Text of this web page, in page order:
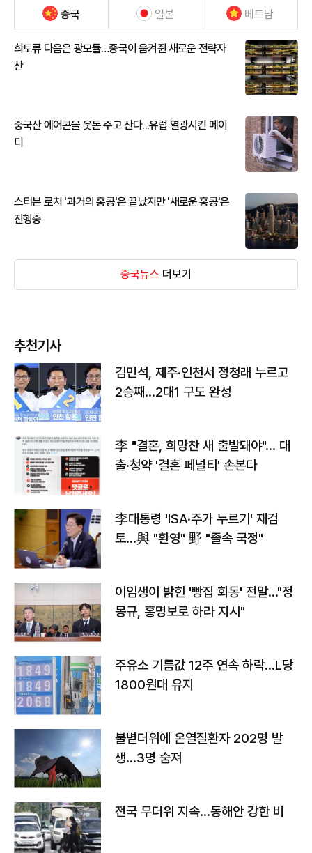
중국 일본 베트남
희토류 다음은 광모듈…중국이 움켜쥔 새로운 전략자
산
중국산 에어콘을 웃돈 주고 산다...유럽 열광시킨 메이
디
스티븐 로치 '과거의 홍콩'은 끝났지만 '새로운 홍콩'은
진행중
중국뉴스 더보기
추천기사
김민석, 제주·인천서 정청래 누르고
2승째…2대1 구도 완성
李 "결혼, 희망찬 새 출발돼야"… 대
출·청약 '결혼 페널티' 손본다
李대통령 'ISA·주가 누르기' 재검
토…與 "환영" 野 "졸속 국정"
이임생이 밝힌 '빵집 회동' 전말…"정
몽규, 홍명보로 하라 지시"
주유소 기름값 12주 연속 하락…L당
1800원대 유지
불볕더위에 온열질환자 202명 발
생…3명 숨져
전국 무더위 지속…동해안 강한 비